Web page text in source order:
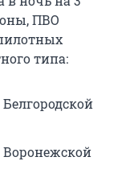
ПВО
типа: